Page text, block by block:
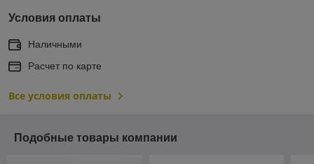
Условия оплаты
Наличными
Расчет по карте
Все условия оплаты
Подобные товары компании